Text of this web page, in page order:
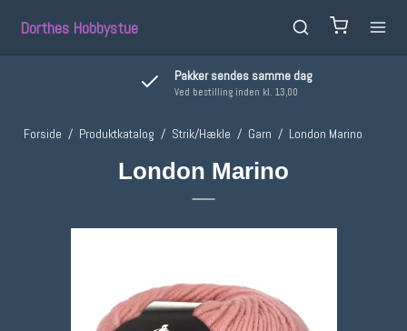
Dorthes Hobbystue
Pakker sendes samme dag
Ved bestilling inden kl. 13,00
Forside / Produktkatalog / Strik/Hækle / Garn / London Marino
London Marino